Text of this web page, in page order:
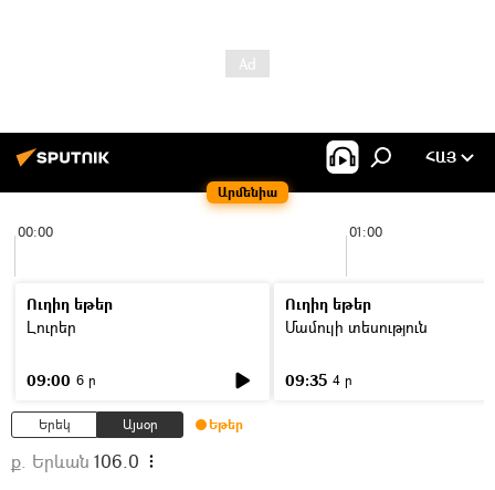
Արմենիա
ՀԱՅ
00:00 01:00
Ուղիղ եթեր
Լուրեր
09:00 6 ր
Ուղիղ եթեր
Մամուլի տեսություն
09:35 4 ր
Երեկ Այսօր Եթեր
ք. Երևան 106.0